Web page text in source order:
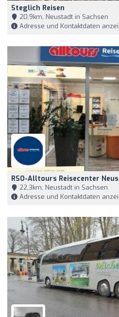
Steglich Reisen
20,9km, Neustadt in Sachsen
Adresse und Kontaktdaten
RSO-Alltours Reisecenter
22,3km, Neustadt in Sachsen
Adresse und Kontaktdaten